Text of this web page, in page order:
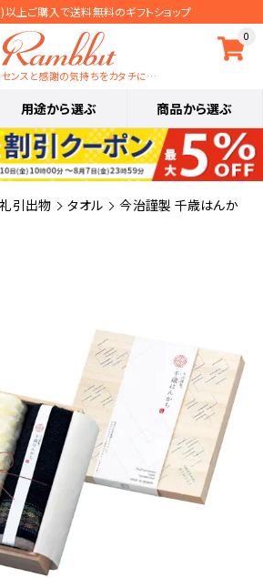
上ご購入で送料無料のギフトショップ
0
ンスと感謝の気持ちをカタチに…
用途から選ぶ 商品から選ぶ
引出物 タオル
今治謹製 千歳はんか